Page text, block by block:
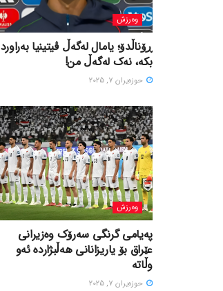
وەرزش
ڕۆناڵدۆ؛ یامال لەگەڵ ڤیتینیا بەراورد
بکە، نەک لەگەڵ من!
حوزه‌یران 7, 2025
وەرزش
پەیامی گرنگی سەرۆک وەزیرانی
عێراق بۆ یاریزانانی هەڵبژارده ئەو
وڵاتە
حوزه‌یران 7, 2025